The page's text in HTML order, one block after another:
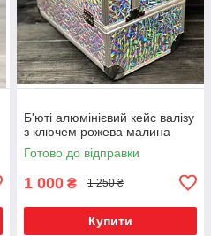
Б'юті алюмінієвий кейс валізу
з ключем рожева малина
Готово до відправки
1 000 ₴ 1 250 ₴
Купити